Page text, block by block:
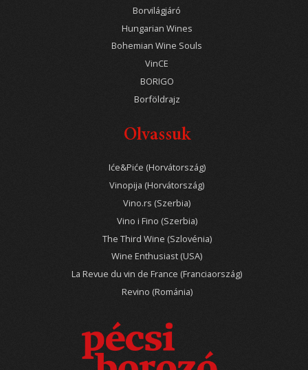
Borvilágjáró
Hungarian Wines
Bohemian Wine Souls
VinCE
BORIGO
Borföldrajz
Olvassuk
Iće&Piće (Horvátország)
Vinopija (Horvátország)
Vino.rs (Szerbia)
Vino i Fino (Szerbia)
The Third Wine (Szlovénia)
Wine Enthusiast (USA)
La Revue du vin de France (Franciaország)
Revino (Románia)